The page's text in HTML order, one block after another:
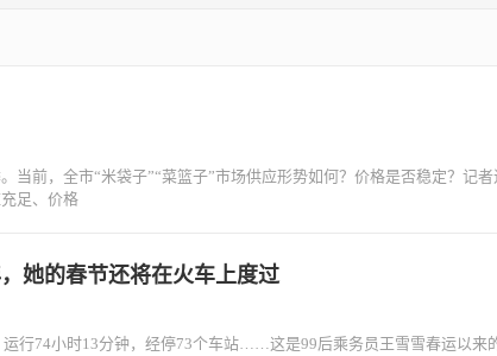
当前，全市“米袋子”“菜篮子”市场供应形势如何？价格是否稳定？记
足、价格
她的春节还将在火车上度过
74小时13分钟，经停73个车站……这是99后乘务员王雪雪春运以来